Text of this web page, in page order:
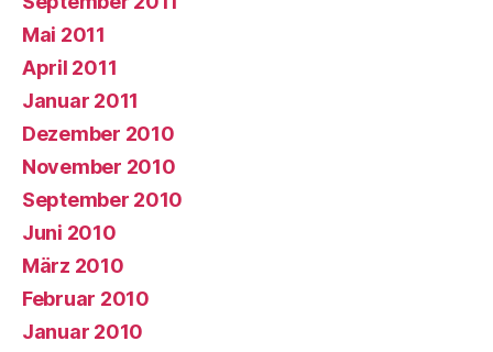
Mai 2011
April 2011
Januar 2011
Dezember 2010
November 2010
September 2010
Juni 2010
März 2010
Februar 2010
Januar 2010